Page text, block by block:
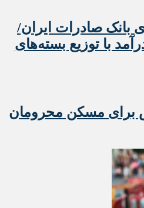
نفری بانک صادرات ایران/
با توزیع بسته‌های
برای مسکن محرومان